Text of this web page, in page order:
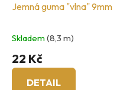
Jemná guma "vlna" 9mm
Skladem(8,3 m)
22 Kč
DETAIL